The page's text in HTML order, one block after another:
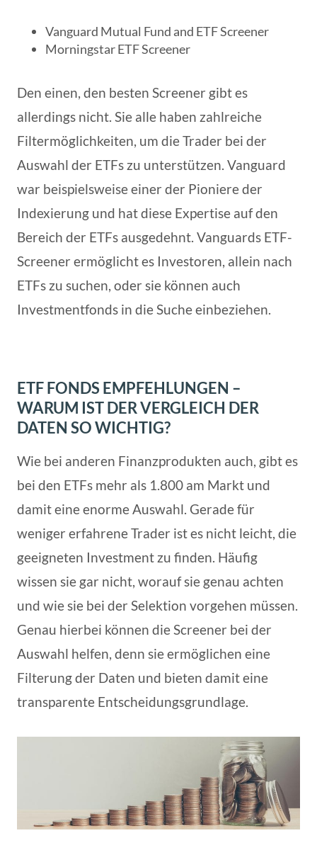
Vanguard Mutual Fund and ETF Screener
Morningstar ETF Screener
Den einen, den besten Screener gibt es
allerdings nicht. Sie alle haben zahlreiche
Filtermöglichkeiten, um die Trader bei der
Auswahl der ETFs zu unterstützen. Vanguard
war beispielsweise einer der Pioniere der
Indexierung und hat diese Expertise auf den
Bereich der ETFs ausgedehnt. Vanguards ETF-
Screener ermöglicht es Investoren, allein nach
ETFs zu suchen, oder sie können auch
Investmentfonds in die Suche einbeziehen.
ETF FONDS EMPFEHLUNGEN –
WARUM IST DER VERGLEICH DER
DATEN SO WICHTIG?
Wie bei anderen Finanzprodukten auch, gibt es
bei den ETFs mehr als 1.800 am Markt und
damit eine enorme Auswahl. Gerade für
weniger erfahrene Trader ist es nicht leicht, die
geeigneten Investment zu finden. Häufig
wissen sie gar nicht, worauf sie genau achten
und wie sie bei der Selektion vorgehen müssen.
Genau hierbei können die Screener bei der
Auswahl helfen, denn sie ermöglichen eine
Filterung der Daten und bieten damit eine
transparente Entscheidungsgrundlage.